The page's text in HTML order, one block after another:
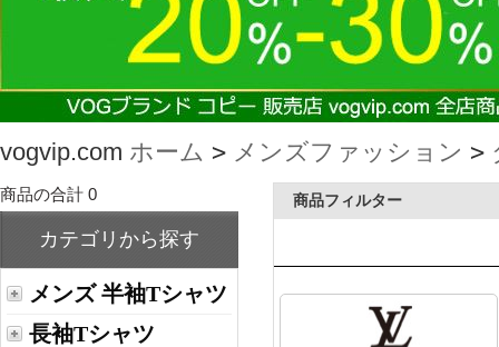
vogvip.com ホーム > メンズファッション >
商品の合計 0
カテゴリから探す
メンズ 半袖Tシャツ
長袖Tシャツ
商品フィルター